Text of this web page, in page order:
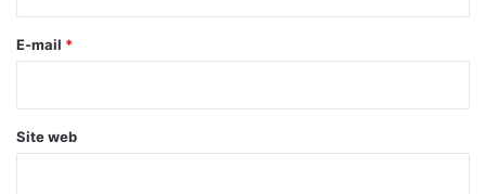
e
E-mail *
Site web